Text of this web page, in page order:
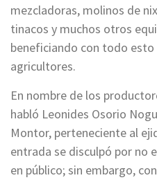
mezcladoras, molinos de
tinacos y muchos otros
beneficiando con todo
agricultores.
En nombre de los
habló Leonides Osorio
Montor, perteneciente al
entrada se disculpó por no
en público; sin embargo,